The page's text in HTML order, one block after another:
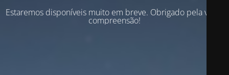
Estaremos disponíveis muito em breve. Obrigado pela vossa
compreensão!